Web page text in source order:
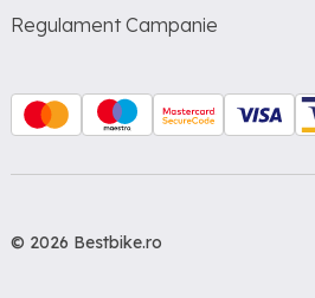
Regulament Campanie
© 2026 Bestbike.ro